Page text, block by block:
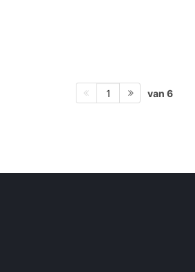
1 van 6